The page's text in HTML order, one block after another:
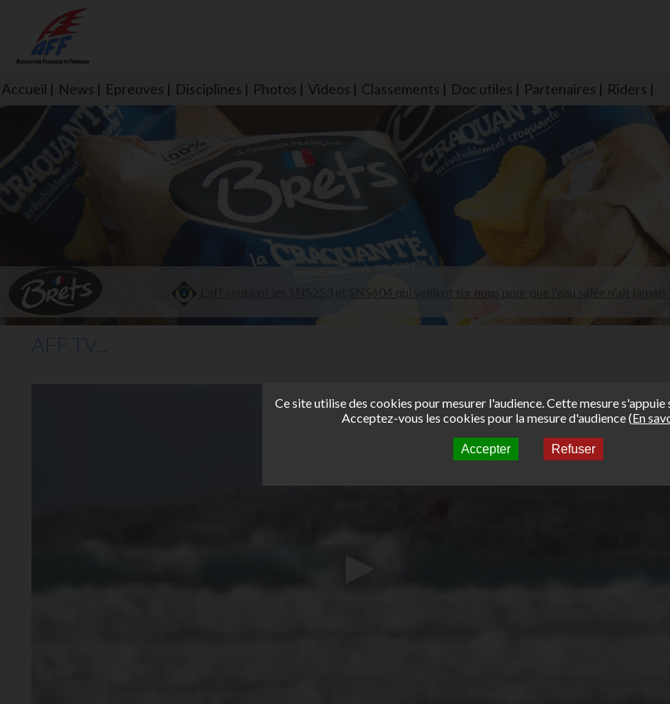
Accueil News Epreuves Disciplines Photos Videos Classements Doc utiles Partenaires Riders
AFF TV...
Ce site utilise des cookies pour mesurer l'audience. Cette mesure s'appuie
Acceptez-vous les cookies pour la mesure d'audience (En
Accepter Refuser